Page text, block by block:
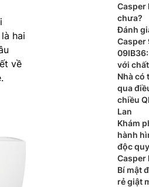
hai
về
Casper
chưa?
Đánh
Casper
với
Nhà có
qua
chiều
Lan
Khám
hành
độc
Casper
Bí mật
rẻ giật